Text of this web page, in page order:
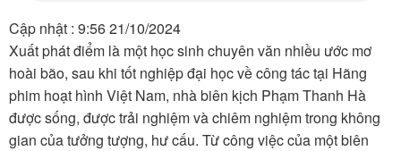
Sân khấu
Thiếu nhi
Kết nối VOV6
Cập nhật : 9:56 21/10/2024
Xuất phát điểm là một học sinh chuyên văn nhiều ước mơ
hoài bão, sau khi tốt nghiệp đại học về công tác tại Hãng
phim hoạt hình Việt Nam, nhà biên kịch Phạm Thanh Hà
được sống, được trải nghiệm và chiêm nghiệm trong không
gian của tưởng tượng, hư cấu. Từ công việc của một biên